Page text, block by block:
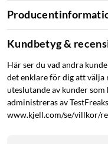
Kundbetyg &
Här ser du vad andra
det enklare för dig att välja
uteslutande av kunder
administreras av
www.kjell.com/se/villkor/